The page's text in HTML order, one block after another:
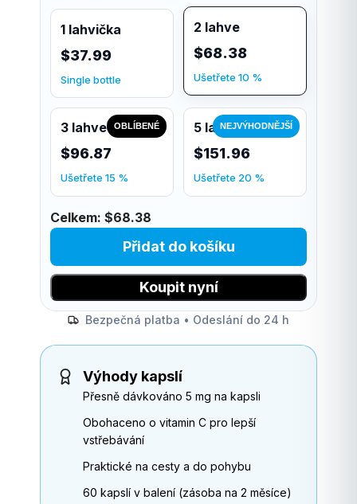
1 lahvička
$37.99
Single bottle
2 lahve
$68.38
Ušetřete 10 %
OBLÍBENÉ
3 lahve
$96.87
Ušetřete 15 %
NEJVÝHODNĚJŠÍ
5 lahví
$151.96
Ušetřete 20 %
Celkem: $68.38
Přidat do košíku
Koupit nyní
Bezpečná platba • Odeslání do 24 h
Výhody kapslí
Přesně dávkováno 5 mg na kapsli
Obohaceno o vitamin C pro lepší
vstřebávání
Praktické na cesty a do pohybu
60 kapslí v balení (zásoba na 2 měsíce)